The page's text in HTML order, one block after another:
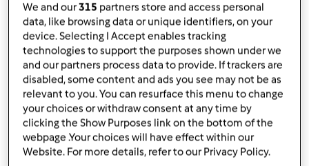
Oficialmente testada
TM31
por Equipa Bimby
published: 16.01.2015
alterado: 16.01.2015
Adicionar às minhas coleções
Partilhar receita
Criar uma variante
We and our315 partners store and access personal
data, like browsing data or unique identifiers, on your
device. Selecting I Accept enables tracking
technologies to support the purposes shown under we
and our partners process data to provide. If trackers are
disabled, some content and ads you see may not be as
relevant to you. You can resurface this menu to change
your choices or withdraw consent at any time by
clicking the Show Purposes link on the bottom of the
webpage .Your choices will have effect within our
Website. For more details, refer to our Privacy Policy.